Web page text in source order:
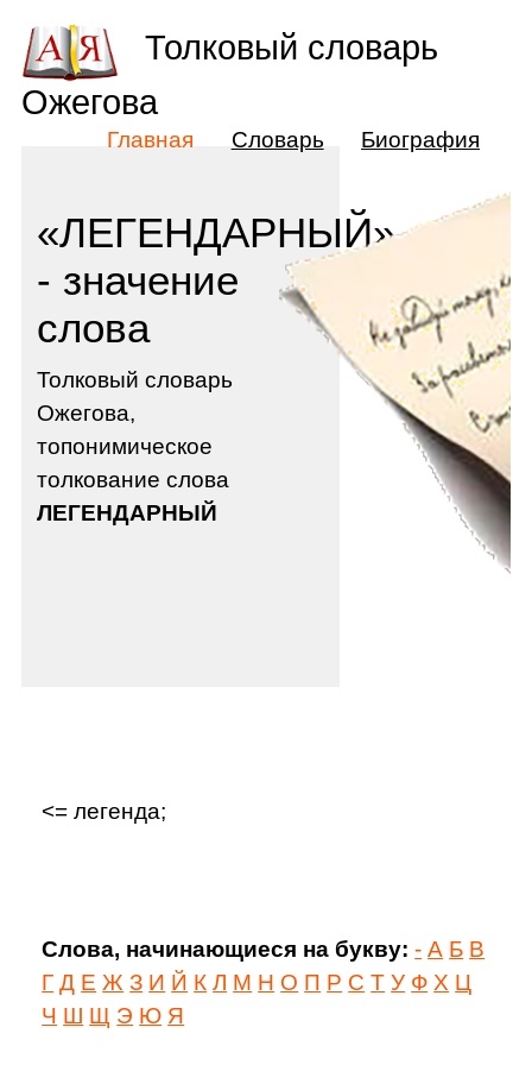
«ЛЕГЕНДАРНЫЙ»
- значение
слова
Толковый словарь
Ожегова,
топонимическое
толкование слова
ЛЕГЕНДАРНЫЙ
<= легенда;
Слова, начинающиеся на букву: - А Б В
Г Д Е Ж З И Й К Л М Н О П Р С Т У Ф Х Ц
Ч Ш Щ Э Ю Я
Толковый словарь
Ожегова
Главная Словарь Биография